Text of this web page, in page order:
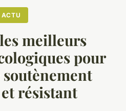
ACTU
meilleurs
pour
résistant